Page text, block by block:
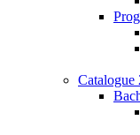
Catalogue